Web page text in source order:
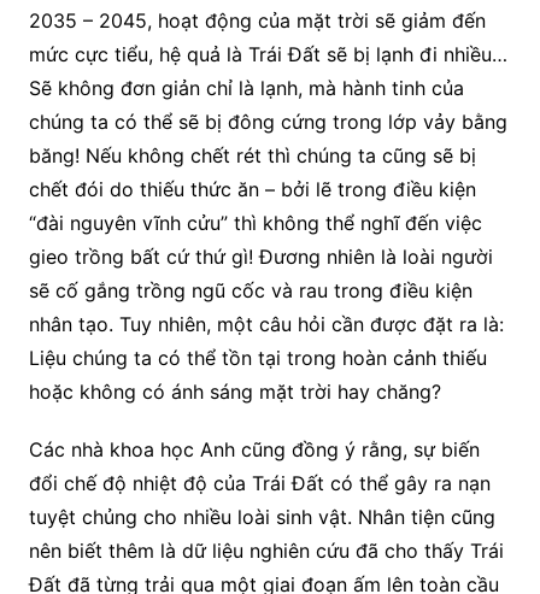
2035 – 2045, hoạt động của mặt trời sẽ giảm đến
mức cực tiểu, hệ quả là Trái Đất sẽ bị lạnh đi nhiều…
Sẽ không đơn giản chỉ là lạnh, mà hành tinh của
chúng ta có thể sẽ bị đông cứng trong lớp vảy bằng
băng! Nếu không chết rét thì chúng ta cũng sẽ bị
chết đói do thiếu thức ăn – bởi lẽ trong điều kiện
“đài nguyên vĩnh cửu” thì không thể nghĩ đến việc
gieo trồng bất cứ thứ gì! Đương nhiên là loài người
sẽ cố gắng trồng ngũ cốc và rau trong điều kiện
nhân tạo. Tuy nhiên, một câu hỏi cần được đặt ra là:
Liệu chúng ta có thể tồn tại trong hoàn cảnh thiếu
hoặc không có ánh sáng mặt trời hay chăng?
Các nhà khoa học Anh cũng đồng ý rằng, sự biến
đổi chế độ nhiệt độ của Trái Đất có thể gây ra nạn
tuyệt chủng cho nhiều loài sinh vật. Nhân tiện cũng
nên biết thêm là dữ liệu nghiên cứu đã cho thấy Trái
Đất đã từng trải qua một giai đoạn ấm lên toàn cầu